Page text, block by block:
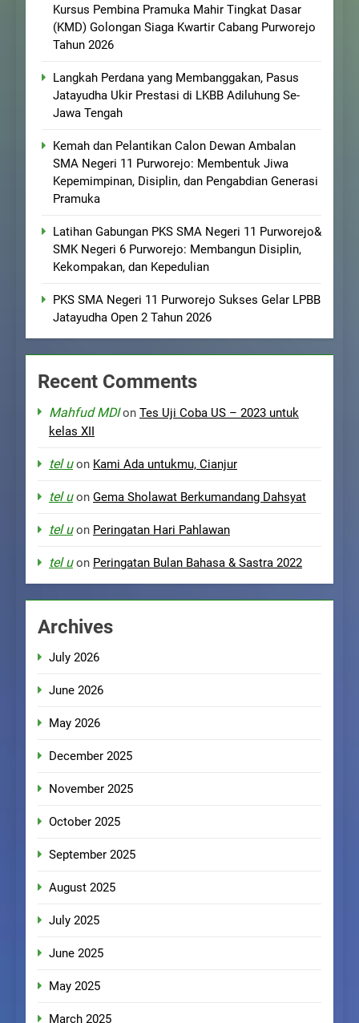
Kursus Pembina Pramuka Mahir Tingkat Dasar
(KMD) Golongan Siaga Kwartir Cabang Purworejo
Tahun 2026
Langkah Perdana yang Membanggakan, Pasus
Jatayudha Ukir Prestasi di LKBB Adiluhung Se-
Jawa Tengah
Kemah dan Pelantikan Calon Dewan Ambalan
SMA Negeri 11 Purworejo: Membentuk Jiwa
Kepemimpinan, Disiplin, dan Pengabdian Generasi
Pramuka
Latihan Gabungan PKS SMA Negeri 11 Purworejo&
SMK Negeri 6 Purworejo: Membangun Disiplin,
Kekompakan, dan Kepedulian
PKS SMA Negeri 11 Purworejo Sukses Gelar LPBB
Jatayudha Open 2 Tahun 2026
Recent Comments
Mahfud MDIon Tes Uji Coba US – 2023 untuk
kelas XII
tel uon Kami Ada untukmu, Cianjur
tel uon Gema Sholawat Berkumandang Dahsyat
tel uon Peringatan Hari Pahlawan
tel uon Peringatan Bulan Bahasa & Sastra 2022
Archives
July 2026
June 2026
May 2026
December 2025
November 2025
October 2025
September 2025
August 2025
July 2025
June 2025
May 2025
March 2025